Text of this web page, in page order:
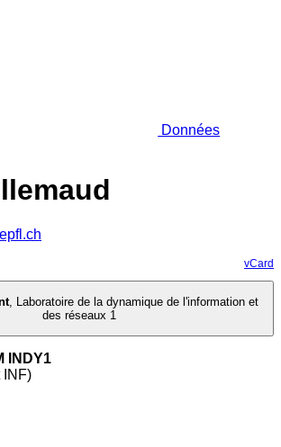
Données
vCard
, Laboratoire de la dynamique de l'information et
des réseaux 1
INDY1
INF)